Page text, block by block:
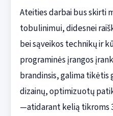
Ateities darbai bus skirti
tobulinimui, didesnei
bei sąveikos technikų ir
programinės įrangos
brandinsis, galima tikėtis
dizainų, optimizuotų
—atidarant kelią tikroms